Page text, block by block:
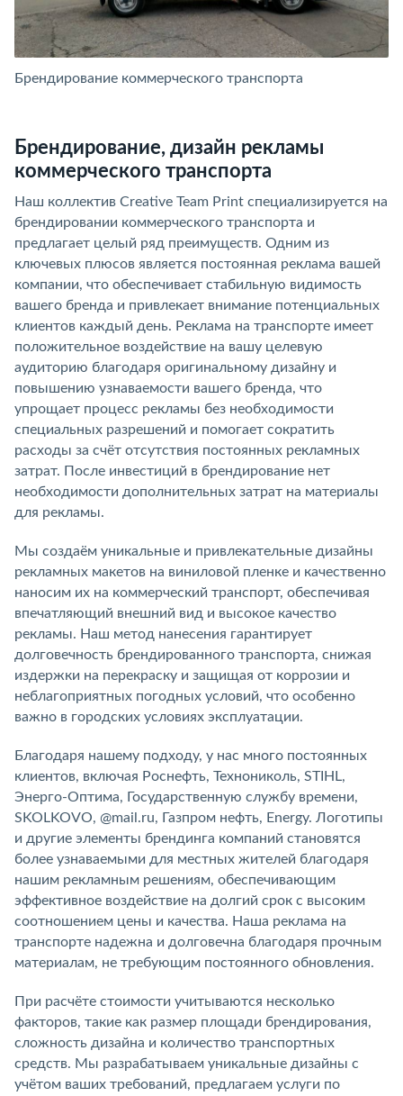
Брендирование коммерческого транспорта
Брендирование, дизайн рекламы
коммерческого транспорта
Наш коллектив Creative Team Print специализируется на
брендировании коммерческого транспорта и
предлагает целый ряд преимуществ. Одним из
ключевых плюсов является постоянная реклама вашей
компании, что обеспечивает стабильную видимость
вашего бренда и привлекает внимание потенциальных
клиентов каждый день. Реклама на транспорте имеет
положительное воздействие на вашу целевую
аудиторию благодаря оригинальному дизайну и
повышению узнаваемости вашего бренда, что
упрощает процесс рекламы без необходимости
специальных разрешений и помогает сократить
расходы за счёт отсутствия постоянных рекламных
затрат. После инвестиций в брендирование нет
необходимости дополнительных затрат на материалы
для рекламы.
Мы создаём уникальные и привлекательные дизайны
рекламных макетов на виниловой пленке и качественно
наносим их на коммерческий транспорт, обеспечивая
впечатляющий внешний вид и высокое качество
рекламы. Наш метод нанесения гарантирует
долговечность брендированного транспорта, снижая
издержки на перекраску и защищая от коррозии и
неблагоприятных погодных условий, что особенно
важно в городских условиях эксплуатации.
Благодаря нашему подходу, у нас много постоянных
клиентов, включая Роснефть, Технониколь, STIHL,
Энерго-Оптима, Государственную службу времени,
SKOLKOVO, @mail.ru, Газпром нефть, Energy. Логотипы
и другие элементы брендинга компаний становятся
более узнаваемыми для местных жителей благодаря
нашим рекламным решениям, обеспечивающим
эффективное воздействие на долгий срок с высоким
соотношением цены и качества. Наша реклама на
транспорте надежна и долговечна благодаря прочным
материалам, не требующим постоянного обновления.
При расчёте стоимости учитываются несколько
факторов, такие как размер площади брендирования,
сложность дизайна и количество транспортных
средств. Мы разрабатываем уникальные дизайны с
учётом ваших требований, предлагаем услуги по